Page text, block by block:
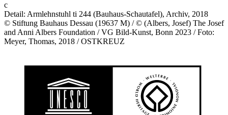
c
Detail: Armlehnstuhl ti 244 (Bauhaus-Schautafel), Archiv, 2018
© Stiftung Bauhaus Dessau (19637 M) / © (Albers, Josef) The Josef
and Anni Albers Foundation / VG Bild-Kunst, Bonn 2023 / Foto:
Meyer, Thomas, 2018 / OSTKREUZ